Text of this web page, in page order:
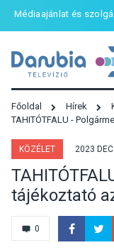
Médiaajánlat és
Főoldal Hírek
TAHITÓTFALU -
KÖZÉLET 2023
tájékoztató
0